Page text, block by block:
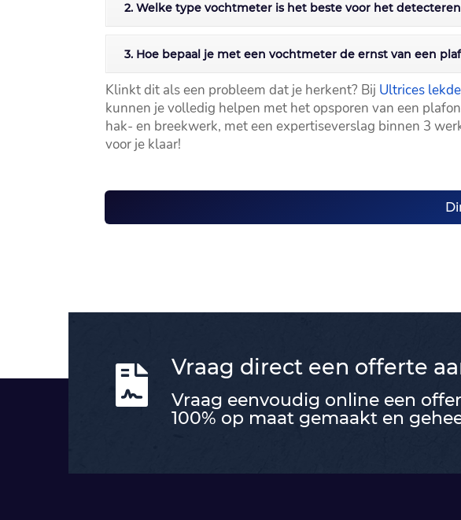
2. Welke type vochtmeter is het beste voor het
3. Hoe bepaal je met een vochtmeter de ernst van een
Klinkt dit als een probleem dat je herkent? Bij Ultrices
kunnen je volledig helpen met het opsporen van een
hak- en breekwerk, met een expertiseverslag binnen 3
voor je klaar!
 Vraag direct een offerte
Vraag eenvoudig online een
100% op maat gemaakt en